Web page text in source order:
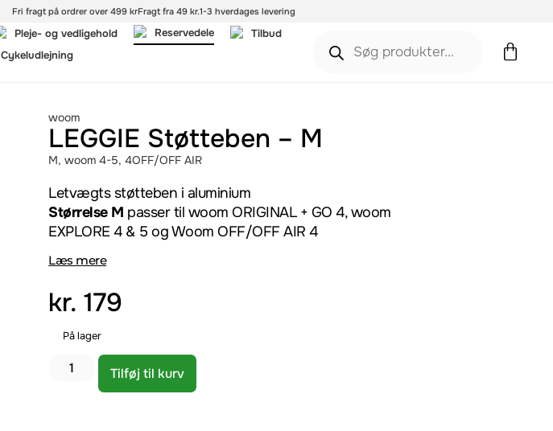
Fri fragt på ordrer over 499 krFragt fra 49 kr.1-3 hverdages levering
Pleje- og vedligehold Reservedele
Tilbud
Cykeludlejning
woom
LEGGIE Støtteben – M
M, woom 4-5, 4OFF/OFF AIR
Letvægts støtteben i aluminium
Størrelse M passer til woom ORIGINAL + GO 4, woom
EXPLORE 4 & 5 og Woom OFF/OFF AIR 4
Læs mere
kr. 179
På lager
Tilføj til kurv